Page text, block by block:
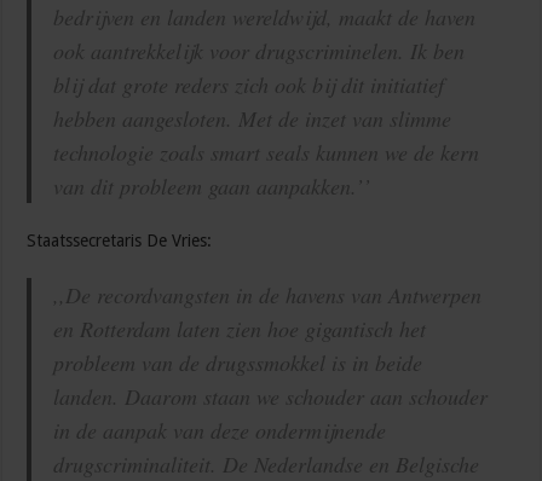
bedrijven en landen wereldwijd, maakt de haven
ook aantrekkelijk voor drugscriminelen. Ik ben
blij dat grote reders zich ook bij dit initiatief
hebben aangesloten. Met de inzet van slimme
technologie zoals smart seals kunnen we de kern
van dit probleem gaan aanpakken.’’
Staatssecretaris De Vries:
,,De recordvangsten in de havens van Antwerpen
en Rotterdam laten zien hoe gigantisch het
probleem van de drugssmokkel is in beide
landen. Daarom staan we schouder aan schouder
in de aanpak van deze ondermijnende
drugscriminaliteit. De Nederlandse en Belgische